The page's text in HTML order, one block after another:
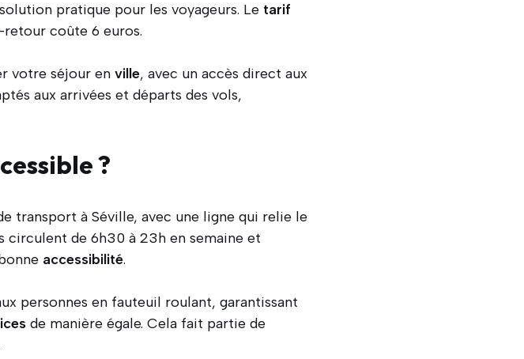
pratique pour les voyageurs. Le tarif
retour coûte 6 euros.
votre séjour en ville, avec un accès direct aux
aux arrivées et départs des vols,
?
transport à Séville, avec une ligne qui relie le
circulent de 6h30 à 23h en semaine et
accessibilité.
personnes en fauteuil roulant, garantissant
de manière égale. Cela fait partie de